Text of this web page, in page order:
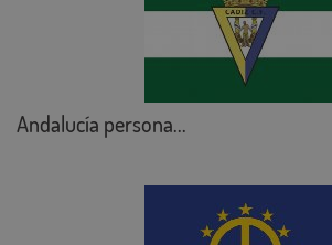
Andalucía persona...